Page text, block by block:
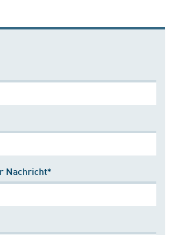
Nachricht*